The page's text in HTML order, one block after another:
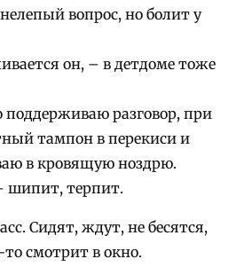
вопрос, но болит у
он, – в детдоме тоже
разговор, при
тампон в перекиси и
в кровящую ноздрю.
шипит, терпит.
Сидят, ждут, не бесятся,
смотрит в окно.